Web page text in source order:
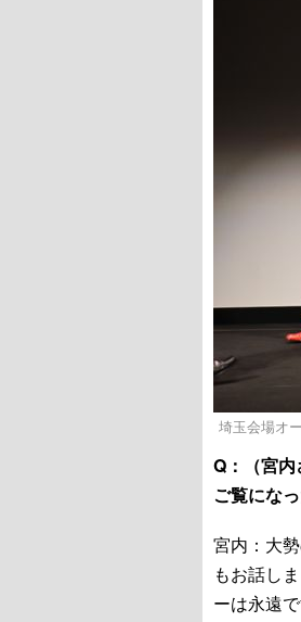
埼玉会場オ
Q：（宮
ご覧にな
宮内：大
もお話し
ーは永遠で